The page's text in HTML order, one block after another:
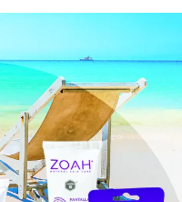
gratuita,
del
el país sin barreras
han sido diseñadas
científicas y
incluyendo a
faciales y